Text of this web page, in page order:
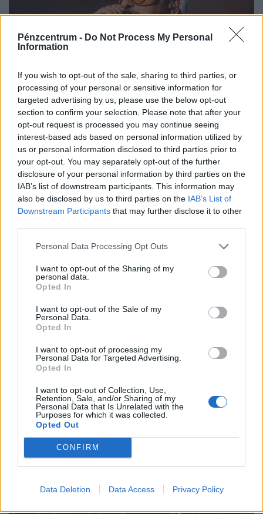
Pénzcentrum - Do Not Process My Personal
Information
If you wish to opt-out of the sale, sharing to third parties, or
processing of your personal or sensitive information for
targeted advertising by us, please use the below opt-out
section to confirm your selection. Please note that after your
opt-out request is processed you may continue seeing
interest-based ads based on personal information utilized by
us or personal information disclosed to third parties prior to
your opt-out. You may separately opt-out of the further
disclosure of your personal information by third parties on the
IAB’s list of downstream participants. This information may
also be disclosed by us to third parties on the IAB’s List of
Downstream Participants that may further disclose it to other
Personal Data Processing Opt Outs
I want to opt-out of the Sharing of my
personal data.
Opted In
I want to opt-out of the Sale of my
Personal Data.
Opted In
I want to opt-out of processing my
Personal Data for Targeted Advertising.
Opted In
I want to opt-out of Collection, Use,
Retention, Sale, and/or Sharing of my
Personal Data that Is Unrelated with the
Purposes for which it was collected.
Opted Out
CONFIRM
Data Deletion Data Access Privacy Policy
Életveszélyesen megfenyegették koncertje
előtt Majkát: azonnal elhalasztotta a bulit,
ekkor pótolhatnak csak
Majka a privát telefonszámára érkezett zaklató üzenet
miatt ügyvédi tanácsra feljelentést tesz, a koncertet
pedig csak a körülmények megnyugtató tisztázása után
pótolják.
Újabb tévécsatorna szűnik meg
Magyarországon: napokon belül leállhat a
műsora
országos elérésű Jazz TV.